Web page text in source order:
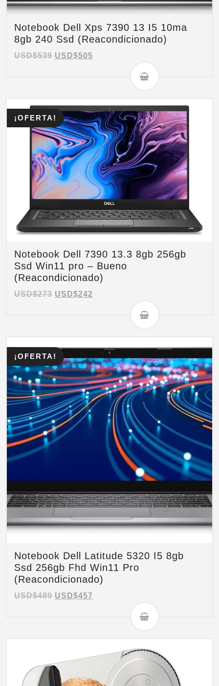
Notebook Dell Xps 7390 13 I5 10ma
8gb 240 Ssd (Reacondicionado)
USD$539 USD$505
¡OFERTA!
Notebook Dell 7390 13.3 8gb 256gb
Ssd Win11 pro – Bueno
(Reacondicionado)
USD$273 USD$242
¡OFERTA!
Notebook Dell Latitude 5320 I5 8gb
Ssd 256gb Fhd Win11 Pro
(Reacondicionado)
USD$489 USD$457